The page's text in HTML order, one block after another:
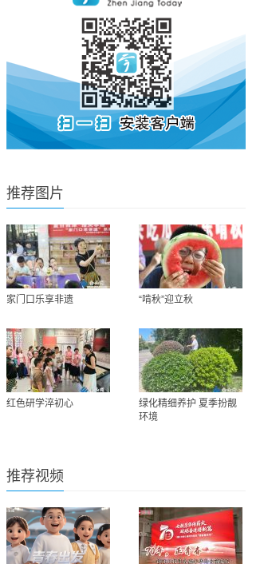
推荐图片
家门口乐享非遗 “啃秋”迎立秋
红色研学淬初心
绿化精细养护 夏季扮靓
环境
推荐视频